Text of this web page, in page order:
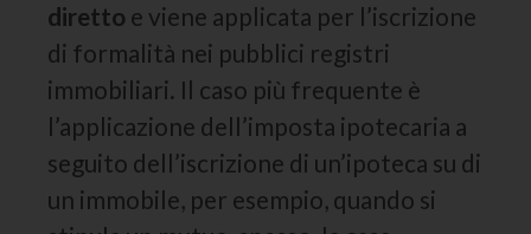
diretto e viene applicata per l’iscrizione
di formalità nei pubblici registri
immobiliari. Il caso più frequente è
l’applicazione dell’imposta ipotecaria a
seguito dell’iscrizione di un’ipoteca su di
un immobile, per esempio, quando si